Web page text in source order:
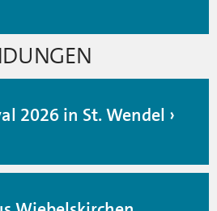
2026 in St. Wendel